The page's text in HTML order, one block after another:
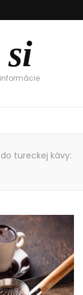
tureckej kávy: